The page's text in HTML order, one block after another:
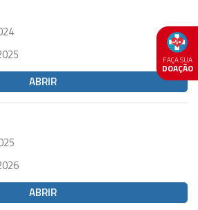
FAÇA SUA
DOAÇÃO
ABRIR
ABRIR